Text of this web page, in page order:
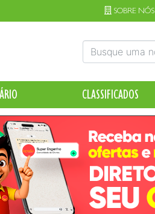
SOBRE NÓS
CLASSIFICADOS